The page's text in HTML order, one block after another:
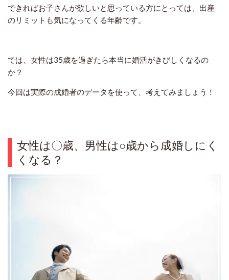
できればお子さんが欲しいと思っている方にとっては、出産
のリミットも気になってくる年齢です。
では、女性は35歳を過ぎたら本当に婚活がきびしくなるの
か？
今回は実際の成婚者のデータを使って、考えてみましょう！
女性は〇歳、男性は○歳から成婚しにく
くなる？